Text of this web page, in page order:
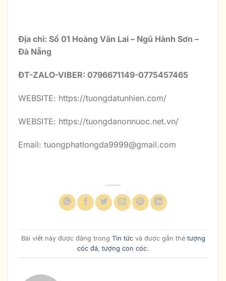
Địa chỉ: Số 01 Hoàng Văn Lai – Ngũ Hành Sơn –
Đà Nẵng
ĐT-ZALO-VIBER: 0796671149-0775457465
WEBSITE: https://tuongdatunhien.com/
WEBSITE: https://tuongdanonnuoc.net.vn/
Email: tuongphatlongda9999@gmail.com
Bài viết này được đăng trong Tin tứcvà được gắn thẻ tượng
cóc đá, tượng con cóc.